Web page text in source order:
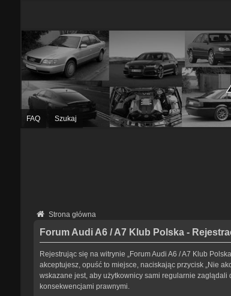
FAQ Szukaj
Strona główna
Forum Audi A6 / A7 Klub Polska -
Rejestrując się na witrynie „Forum Audi A6 / A7 Klub
akceptujesz, opuść to miejsce, naciskając przycisk „Nie
wskazane jest, aby użytkownicy sami regularnie zaglądali
konsekwencjami prawnymi.